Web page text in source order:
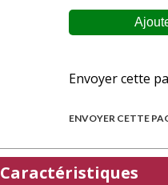
Envoyer cette
ENVOYER CETTE
Caractéristiques